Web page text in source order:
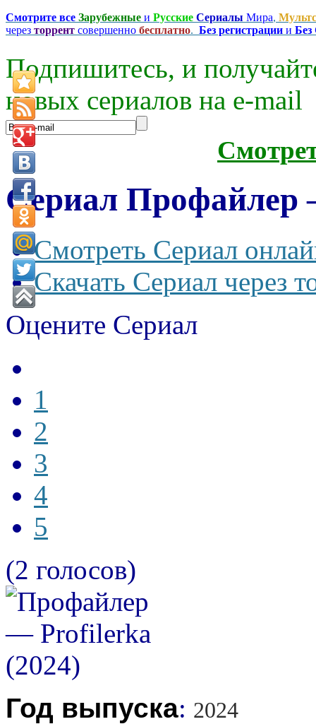
Смотрите все Зарубежные и Русские Сериалы Мира,
через торрент совершенно бесплатно. Без регистрации и
Подпишитесь, и
новых сериалов на e-mаil
Сериал
Смотреть Сериал
Скачать Сериал через
Оцените Сериал
1
2
3
4
5
(2 голосов)
Год выпуска: 2024